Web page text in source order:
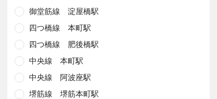
御堂筋線 淀屋橋駅
四つ橋線 本町駅
四つ橋線 肥後橋駅
中央線 本町駅
中央線 阿波座駅
堺筋線 堺筋本町駅